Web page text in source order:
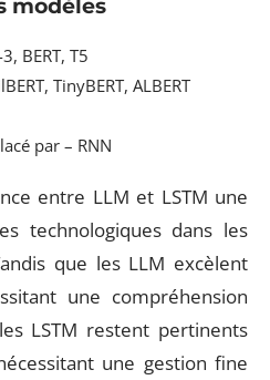
modèles
BERT, T5
TinyBERT, ALBERT
par – RNN
entre LLM et LSTM une
technologiques dans les
que les LLM excèlent
une compréhension
LSTM restent pertinents
une gestion fine